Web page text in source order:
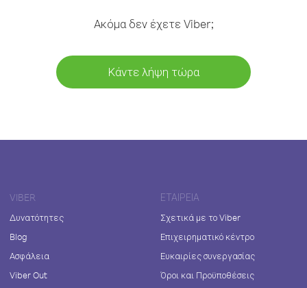
Ακόμα δεν έχετε Viber;
Κάντε λήψη τώρα
VIBER
Δυνατότητες
Blog
Ασφάλεια
Viber Out
ΕΤΑΙΡΕΊΑ
Σχετικά με το Viber
Επιχειρηματικό κέντρο
Ευκαιρίες συνεργασίας
Όροι και Προϋποθέσεις